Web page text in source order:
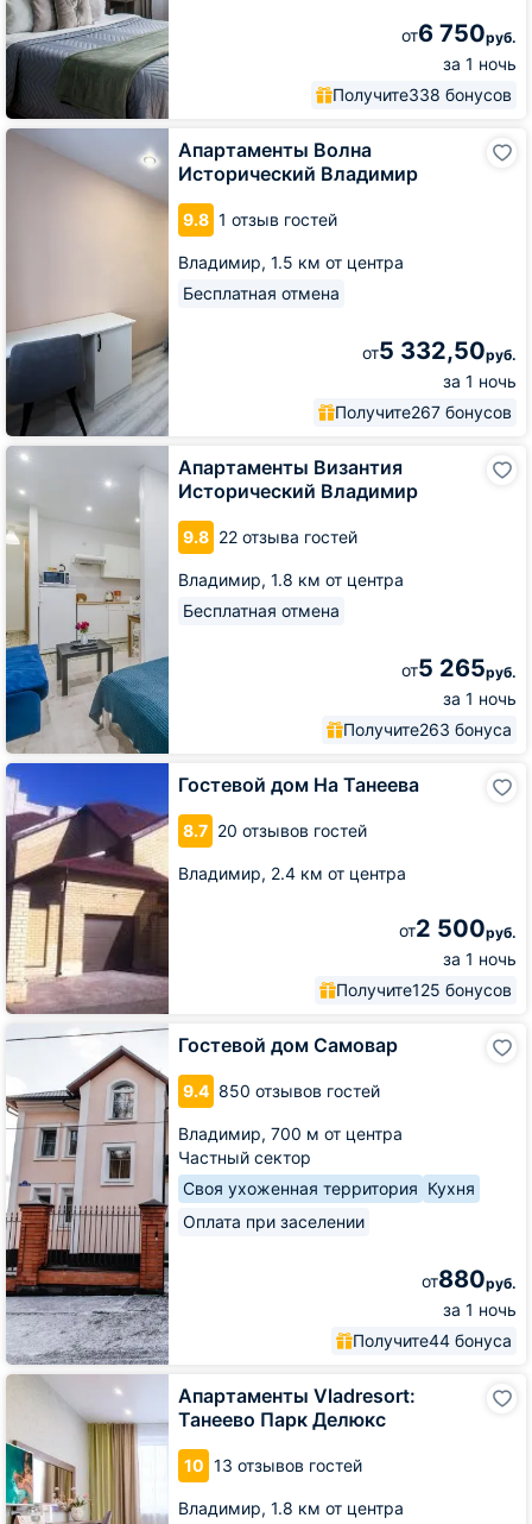
от6 750руб.
за 1 ночь
Получите338 бонусов
Апартаменты Волна
Исторический Владимир
9.8 1 отзыв гостей
Владимир, 1.5 км от центра
Бесплатная отмена
от5 332,50руб.
за 1 ночь
Получите267 бонусов
Апартаменты
Исторический
Апартаменты Византия
Исторический Владимир
9.8 22 отзыва гостей
Владимир, 1.8 км от центра
Бесплатная отмена
от5 265руб.
за 1 ночь
Получите263 бонуса
Апартаменты
Исторический
Владимир
Гостевой дом На Танеева
8.7 20 отзывов гостей
Владимир, 2.4 км от центра
от2 500руб.
за 1 ночь
Получите125 бонусов
Гостевой
дом
На
Танеева
Гостевой дом Самовар
9.4 850 отзывов гостей
Владимир, 700 м от центра
Частный сектор
Своя ухоженная территория Кухня
Оплата при заселении
от880руб.
за 1 ночь
Получите44 бонуса
Гостевой
Апартаменты Vladresort:
Танеево Парк Делюкс
10 13 отзывов гостей
Владимир, 1.8 км от центра
Апартаменты
Парк
Делюкс